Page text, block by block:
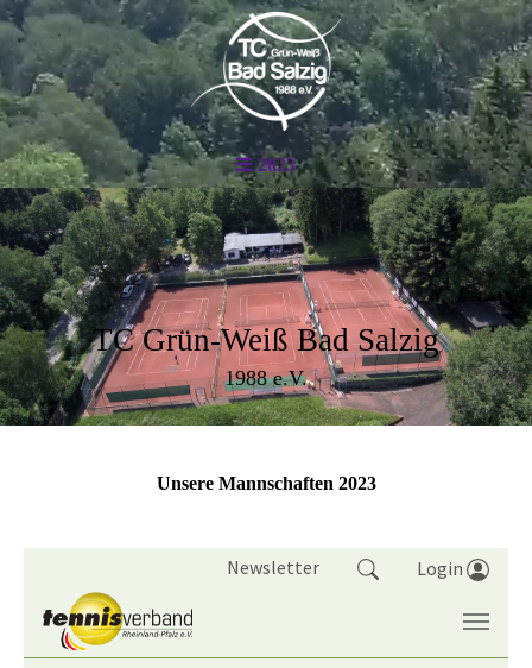
2023
TC Grün-Weiß Bad Salzig
1988 e.V.
Unsere Mannschaften 2023